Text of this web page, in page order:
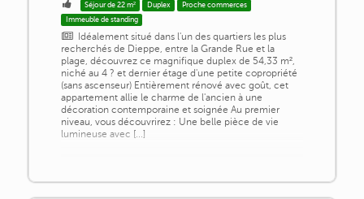
Séjour de 22 m² Duplex
Proche commerces
Immeuble de standing
Idéalement situé dans l'un des quartiers les plus
recherchés de Dieppe, entre la Grande Rue et la
plage, découvrez ce magnifique duplex de 54,33 m²,
niché au 4 ? et dernier étage d'une petite copropriété
(sans ascenseur) Entièrement rénové avec goût, cet
appartement allie le charme de l'ancien à une
décoration contemporaine et soignée Au premier
niveau, vous découvrirez : Une belle pièce de vie
lumineuse avec [...]